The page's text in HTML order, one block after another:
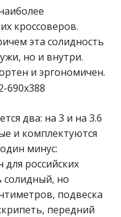
кроссоверов.
эта солидность
но и внутри.
и эргономичен.
два: на 3 и на 3.6
и комплектуются
минус:
российских
солидный, но
подвеска
передний